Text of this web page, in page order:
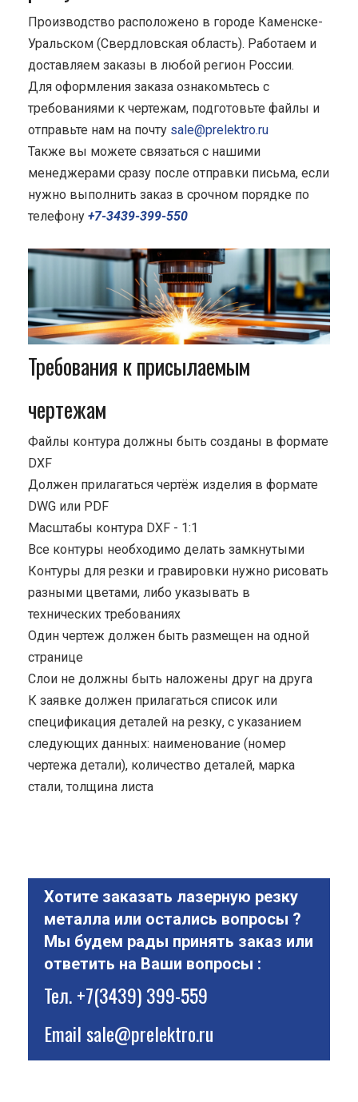
Производство расположено в городе Каменске-
Уральском (Свердловская область). Работаем и
доставляем заказы в любой регион России.
Для оформления заказа ознакомьтесь с
требованиями к чертежам, подготовьте файлы и
отправьте нам на почту sale@prelektro.ru
Также вы можете связаться с нашими
менеджерами сразу после отправки письма, если
нужно выполнить заказ в срочном порядке по
телефону +7-3439-399-550
Требования к присылаемым
чертежам
Файлы контура должны быть созданы в формате
DXF
Должен прилагаться чертёж изделия в формате
DWG или PDF
Масштабы контура DXF - 1:1
Все контуры необходимо делать замкнутыми
Контуры для резки и гравировки нужно рисовать
разными цветами, либо указывать в
технических требованиях
Один чертеж должен быть размещен на одной
странице
Cлои не должны быть наложены друг на друга
К заявке должен прилагаться список или
спецификация деталей на резку, с указанием
следующих данных: наименование (номер
чертежа детали), количество деталей, марка
стали, толщина листа
Хотите заказать лазерную резку
металла или остались вопросы ?
Мы будем рады принять заказ или
ответить на Ваши вопросы :
Тел.+7(3439) 399-559
Emailsale@prelektro.ru